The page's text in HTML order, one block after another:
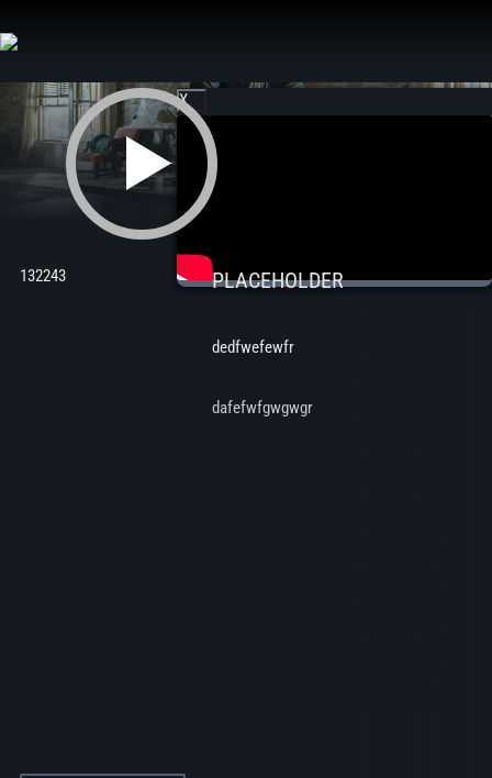
au
X
132243 PLACEHOLDER
dedfwefewfr
dafefwfgwgwgr